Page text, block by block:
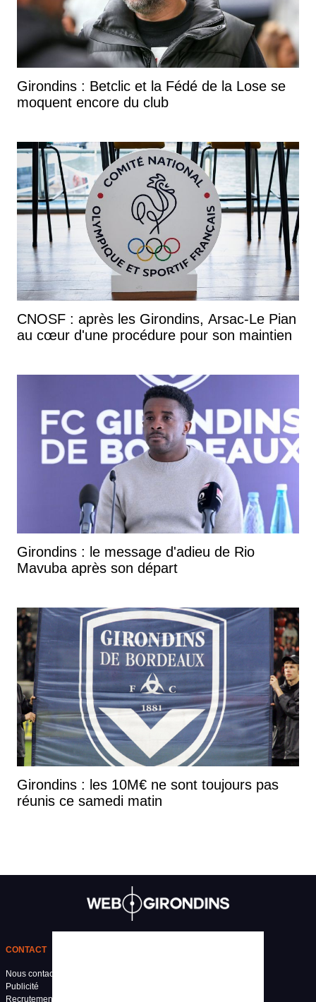
Girondins : Betclic et la Fédé de la Lose se
moquent encore du club
CNOSF : après les Girondins, Arsac-Le Pian
au cœur d'une procédure pour son maintien
Girondins : le message d'adieu de Rio
Mavuba après son départ
Girondins : les 10M€ ne sont toujours pas
réunis ce samedi matin
CONTACT
Nous contacter
Publicité
Recrutement